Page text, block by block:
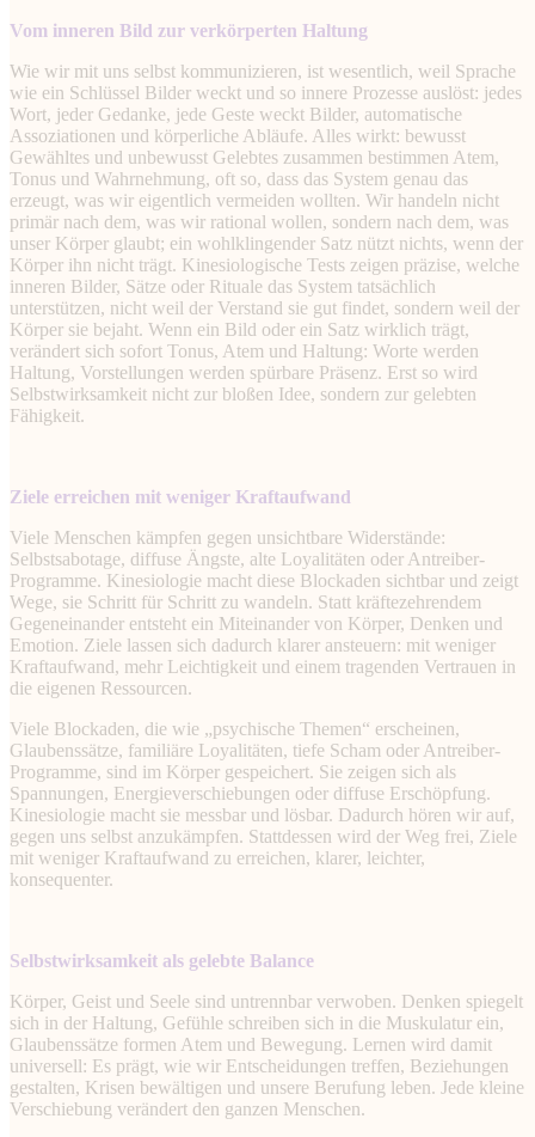
Vom inneren Bild zur verkörperten Haltung
Wie wir mit uns selbst kommunizieren, ist wesentlich, weil Sprache
wie ein Schlüssel Bilder weckt und so innere Prozesse auslöst: jedes
Wort, jeder Gedanke, jede Geste weckt Bilder, automatische
Assoziationen und körperliche Abläufe. Alles wirkt: bewusst
Gewähltes und unbewusst Gelebtes zusammen bestimmen Atem,
Tonus und Wahrnehmung, oft so, dass das System genau das
erzeugt, was wir eigentlich vermeiden wollten. Wir handeln nicht
primär nach dem, was wir rational wollen, sondern nach dem, was
unser Körper glaubt; ein wohlklingender Satz nützt nichts, wenn der
Körper ihn nicht trägt. Kinesiologische Tests zeigen präzise, welche
inneren Bilder, Sätze oder Rituale das System tatsächlich
unterstützen, nicht weil der Verstand sie gut findet, sondern weil der
Körper sie bejaht. Wenn ein Bild oder ein Satz wirklich trägt,
verändert sich sofort Tonus, Atem und Haltung: Worte werden
Haltung, Vorstellungen werden spürbare Präsenz. Erst so wird
Selbstwirksamkeit nicht zur bloßen Idee, sondern zur gelebten
Fähigkeit.
Ziele erreichen mit weniger Kraftaufwand
Viele Menschen kämpfen gegen unsichtbare Widerstände:
Selbstsabotage, diffuse Ängste, alte Loyalitäten oder Antreiber-
Programme. Kinesiologie macht diese Blockaden sichtbar und zeigt
Wege, sie Schritt für Schritt zu wandeln. Statt kräftezehrendem
Gegeneinander entsteht ein Miteinander von Körper, Denken und
Emotion. Ziele lassen sich dadurch klarer ansteuern: mit weniger
Kraftaufwand, mehr Leichtigkeit und einem tragenden Vertrauen in
die eigenen Ressourcen.
Viele Blockaden, die wie „psychische Themen“ erscheinen,
Glaubenssätze, familiäre Loyalitäten, tiefe Scham oder Antreiber-
Programme, sind im Körper gespeichert. Sie zeigen sich als
Spannungen, Energieverschiebungen oder diffuse Erschöpfung.
Kinesiologie macht sie messbar und lösbar. Dadurch hören wir auf,
gegen uns selbst anzukämpfen. Stattdessen wird der Weg frei, Ziele
mit weniger Kraftaufwand zu erreichen, klarer, leichter,
konsequenter.
Selbstwirksamkeit als gelebte Balance
Körper, Geist und Seele sind untrennbar verwoben. Denken spiegelt
sich in der Haltung, Gefühle schreiben sich in die Muskulatur ein,
Glaubenssätze formen Atem und Bewegung. Lernen wird damit
universell: Es prägt, wie wir Entscheidungen treffen, Beziehungen
gestalten, Krisen bewältigen und unsere Berufung leben. Jede kleine
Verschiebung verändert den ganzen Menschen.